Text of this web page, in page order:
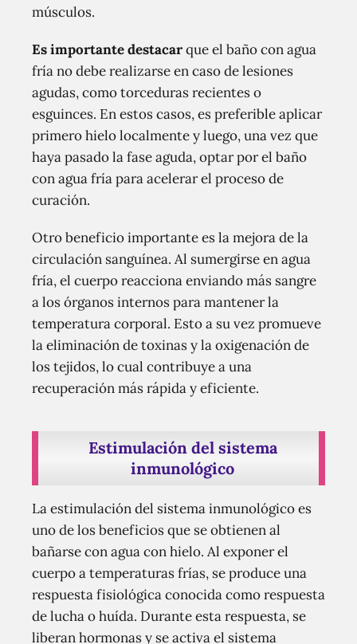
músculos.
Es importante destacarque el baño con agua
fría no debe realizarse en caso de lesiones
agudas, como torceduras recientes o
esguinces. En estos casos, es preferible aplicar
primero hielo localmente y luego, una vez que
haya pasado la fase aguda, optar por el baño
con agua fría para acelerar el proceso de
curación.
Otro beneficio importante es la mejora de la
circulación sanguínea. Al sumergirse en agua
fría, el cuerpo reacciona enviando más sangre
a los órganos internos para mantener la
temperatura corporal. Esto a su vez promueve
la eliminación de toxinas y la oxigenación de
los tejidos, lo cual contribuye a una
recuperación más rápida y eficiente.
Estimulación del sistema
inmunológico
La estimulación del sistema inmunológico es
uno de los beneficios que se obtienen al
bañarse con agua con hielo. Al exponer el
cuerpo a temperaturas frías, se produce una
respuesta fisiológica conocida como respuesta
de lucha o huída. Durante esta respuesta, se
liberan hormonas y se activa el sistema